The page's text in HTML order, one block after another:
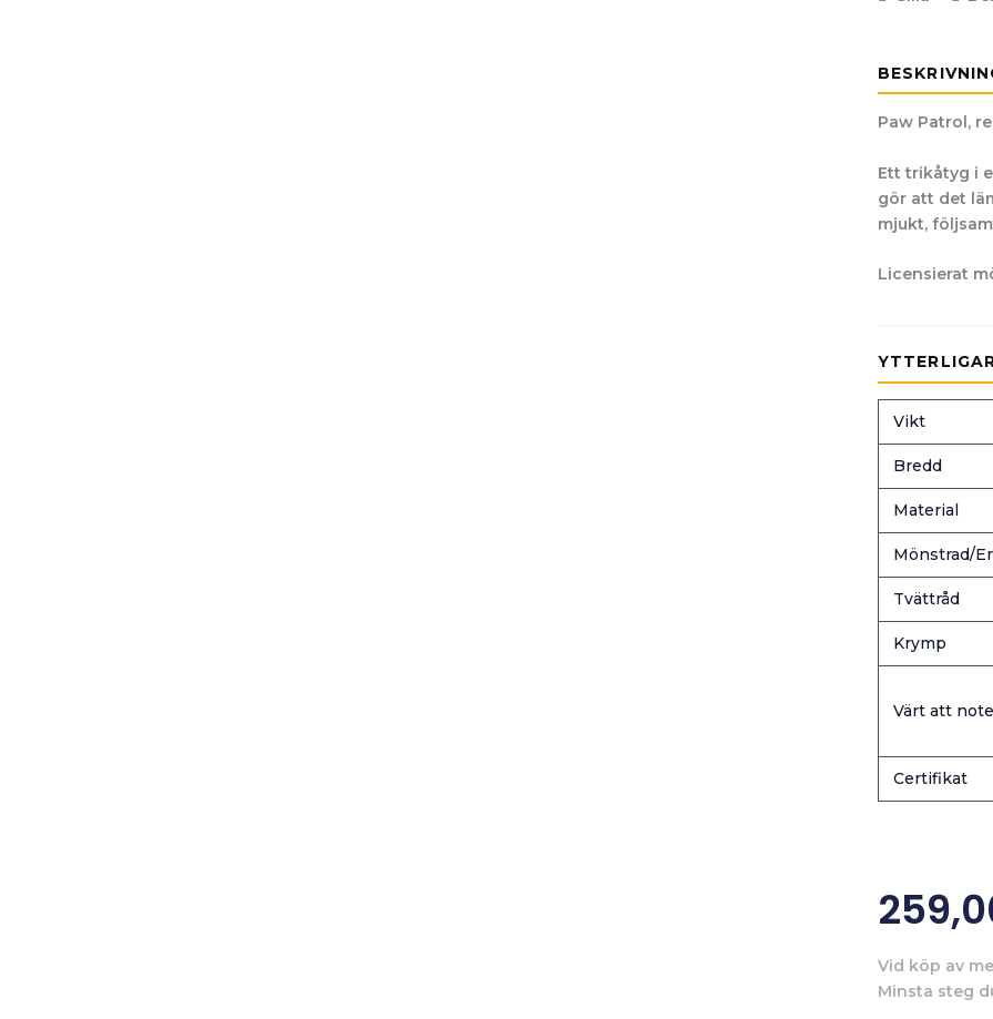
Paw Patrol,
Ett trikåtyg i
gör att det
mjukt,
Licensierat
Vikt
Bredd
Material
Mönstrad/
Tvättråd
Krymp
Värt att
Certifikat
Vid köp av
Minsta steg